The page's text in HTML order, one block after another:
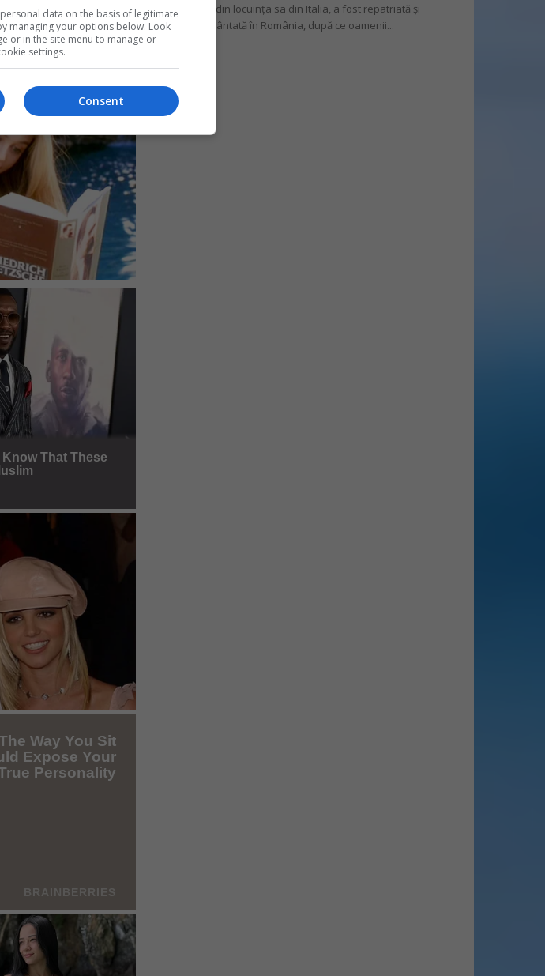
patului din locuința sa din Italia, a fost repatriată și
înmormântată în România, după ce oamenii...
data on the basis of legitimate
managing your options below. Look
or in the site menu to manage or
settings.
Consent